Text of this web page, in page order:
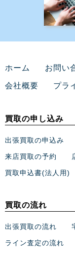
ホーム お問い
会社概要 プラ
買取の申し込み
出張買取の申込み
来店買取の予約
買取申込書(法人用)
買取の流れ
出張買取の流れ
ライン査定の流れ